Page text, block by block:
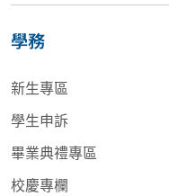
學務
新生專區
學生申訴
畢業典禮專區
校慶專欄